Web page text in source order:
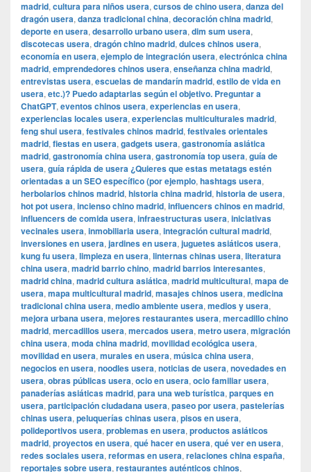
madrid, cultura para niños usera, cursos de chino usera, danza del
dragón usera, danza tradicional china, decoración china madrid,
deporte en usera, desarrollo urbano usera, dim sum usera,
discotecas usera, dragón chino madrid, dulces chinos usera,
economía en usera, ejemplo de integración usera, electrónica china
madrid, emprendedores chinos usera, enseñanza china madrid,
entrevistas usera, escuelas de mandarín madrid, estilo de vida en
usera, etc.)? Puedo adaptarlas según el objetivo. Preguntar a
ChatGPT, eventos chinos usera, experiencias en usera,
experiencias locales usera, experiencias multiculturales madrid,
feng shui usera, festivales chinos madrid, festivales orientales
madrid, fiestas en usera, gadgets usera, gastronomía asiática
madrid, gastronomía china usera, gastronomía top usera, guía de
usera, guía rápida de usera ¿Quieres que estas metatags estén
orientadas a un SEO específico (por ejemplo, hashtags usera,
herbolarios chinos madrid, historia china madrid, historia de usera,
hot pot usera, incienso chino madrid, influencers chinos en madrid,
influencers de comida usera, infraestructuras usera, iniciativas
vecinales usera, inmobiliaria usera, integración cultural madrid,
inversiones en usera, jardines en usera, juguetes asiáticos usera,
kung fu usera, limpieza en usera, linternas chinas usera, literatura
china usera, madrid barrio chino, madrid barrios interesantes,
madrid china, madrid cultura asiática, madrid multicultural, mapa de
usera, mapa multicultural madrid, masajes chinos usera, medicina
tradicional china usera, medio ambiente usera, medios y usera,
mejora urbana usera, mejores restaurantes usera, mercadillo chino
madrid, mercadillos usera, mercados usera, metro usera, migración
china usera, moda china madrid, movilidad ecológica usera,
movilidad en usera, murales en usera, música china usera,
negocios en usera, noodles usera, noticias de usera, novedades en
usera, obras públicas usera, ocio en usera, ocio familiar usera,
panaderías asiáticas madrid, para una web turística, parques en
usera, participación ciudadana usera, paseo por usera, pastelerías
chinas usera, peluquerías chinas usera, pisos en usera,
polideportivos usera, problemas en usera, productos asiáticos
madrid, proyectos en usera, qué hacer en usera, qué ver en usera,
redes sociales usera, reformas en usera, relaciones china españa,
reportajes sobre usera, restaurantes auténticos chinos,